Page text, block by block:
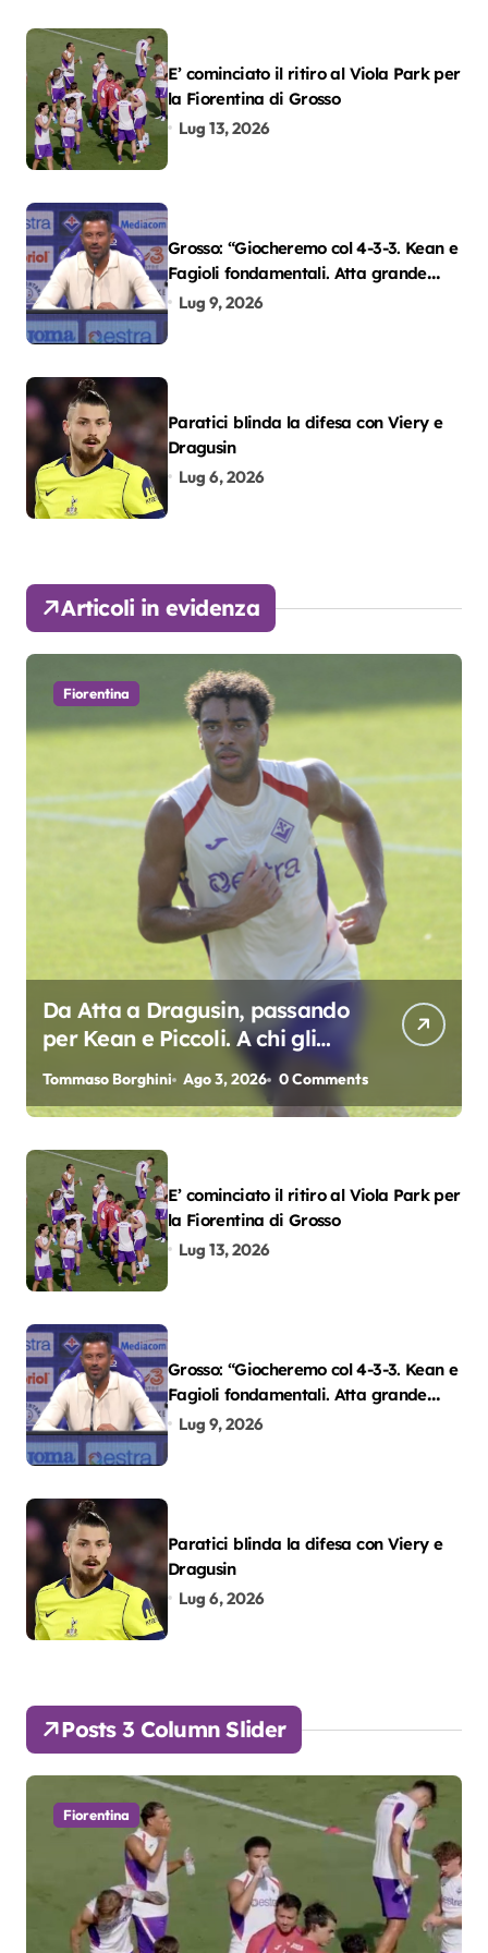
E’ cominciato il ritiro al Viola Park per
la Fiorentina di Grosso
Lug 13, 2026
Grosso: “Giocheremo col 4-3-3. Kean e
Fagioli fondamentali. Atta grande
colpo”
Lug 9, 2026
Paratici blinda la difesa con Viery e
Dragusin
Lug 6, 2026
Articoli in evidenza
Fiorentina
Da Atta a Dragusin, passando
per Kean e Piccoli. A chi gli
oscar del precampionato?
Tommaso Borghini Ago 3, 2026 0 Comments
E’ cominciato il ritiro al Viola Park per
la Fiorentina di Grosso
Lug 13, 2026
Grosso: “Giocheremo col 4-3-3. Kean e
Fagioli fondamentali. Atta grande
colpo”
Lug 9, 2026
Paratici blinda la difesa con Viery e
Dragusin
Lug 6, 2026
Posts 3 Column Slider
Fiorentina